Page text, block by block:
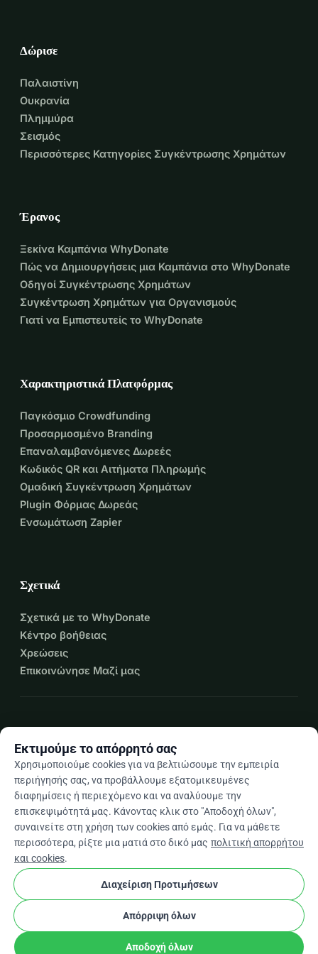
Δώρισε
Παλαιστίνη
Ουκρανία
Πλημμύρα
Σεισμός
Περισσότερες Κατηγορίες Συγκέντρωσης Χρημάτων
Έρανος
Ξεκίνα Καμπάνια WhyDonate
Πώς να Δημιουργήσεις μια Καμπάνια στο WhyDonate
Οδηγοί Συγκέντρωσης Χρημάτων
Συγκέντρωση Χρημάτων για Οργανισμούς
Γιατί να Εμπιστευτείς το WhyDonate
Χαρακτηριστικά Πλατφόρμας
Παγκόσμιο Crowdfunding
Προσαρμοσμένο Branding
Επαναλαμβανόμενες Δωρεές
Κωδικός QR και Αιτήματα Πληρωμής
Ομαδική Συγκέντρωση Χρημάτων
Plugin Φόρμας Δωρεάς
Ενσωμάτωση Zapier
Σχετικά
Σχετικά με το WhyDonate
Κέντρο βοήθειας
Χρεώσεις
Επικοινώνησε Μαζί μας
Elarrow_drop_down
★★★★★4,9 / 5 βάσει 500+ κριτικών
© 2012–2026
Όροι και προϋποθέσειςcookieΡυθμίσεις Cookies
Κατασκευασμένο στην Ευρώπη
Επαληθευμένος Συνεργάτης
Εκτιμούμε το απόρρητό σας
Χρησιμοποιούμε cookies για να βελτιώσουμε την εμπειρία
περιήγησής σας, να προβάλλουμε εξατομικευμένες
διαφημίσεις ή περιεχόμενο και να αναλύουμε την
επισκεψιμότητά μας. Κάνοντας κλικ στο "Αποδοχή όλων",
συναινείτε στη χρήση των cookies από εμάς. Για να μάθετε
περισσότερα, ρίξτε μια ματιά στο δικό μας πολιτική απορρήτου
και cookies.
Διαχείριση Προτιμήσεων
Απόρριψη όλων
Αποδοχή όλων